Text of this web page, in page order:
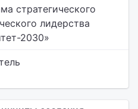
стратегического
лидерства
2030»